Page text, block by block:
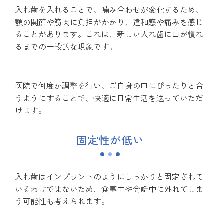
入れ歯を入れることで、噛み合わせが変化するため、
顎の関節や筋肉に負担がかかり、違和感や痛みを感じ
ることがあります。これは、新しい入れ歯に口が慣れ
るまでの一般的な現象です。
医院で何度か調整を行い、ご自身の口にぴったりと合
うようにすることで、快適に日常生活を送っていただ
けます。
固定性が低い
入れ歯はインプラントのようにしっかりと固定されて
いるわけではないため、食事中や会話中に外れてしま
う可能性も考えられます。